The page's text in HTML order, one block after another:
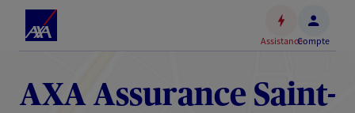
Accéder
contenu
principal
AssistanceCompte
AXA Assurance Saint-